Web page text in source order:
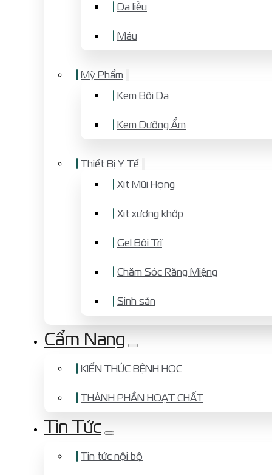
Da liễu
Máu
Mỹ Phẩm
Kem Bôi Da
Kem Dưỡng Ẩm
Thiết Bị Y Tế
Xịt Mũi Họng
Xịt xương khớp
Gel Bôi Trĩ
Chăm Sóc Răng Miệng
Sinh sản
Cẩm Nang
KIẾN THỨC BỆNH HỌC
THÀNH PHẦN HOẠT CHẤT
Tin Tức
Tin tức nội bộ